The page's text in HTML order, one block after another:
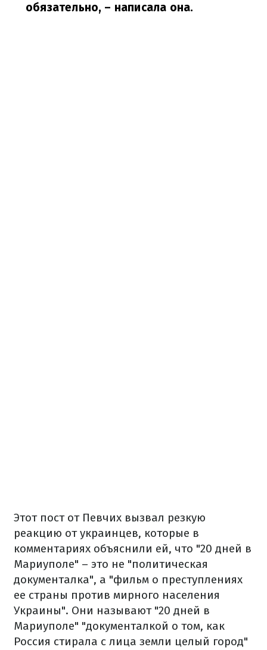
обязательно, – написала она.
Этот пост от Певчих вызвал резкую
реакцию от украинцев, которые в
комментариях объяснили ей, что "20 дней в
Мариуполе" – это не "политическая
документалка", а "фильм о преступлениях
ее страны против мирного населения
Украины". Они называют "20 дней в
Мариуполе" "документалкой о том, как
Россия стирала с лица земли целый город"